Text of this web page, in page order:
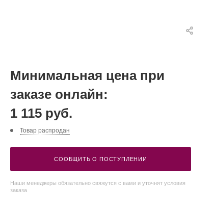
Минимальная цена при
заказе онлайн:
1 115 руб.
Товар распродан
СООБЩИТЬ О ПОСТУПЛЕНИИ
Наши менеджеры обязательно свяжутся с вами и уточнят условия
заказа